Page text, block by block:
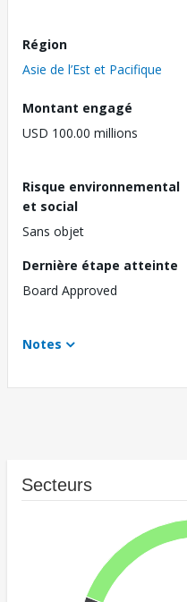
Région
Asie de l’Est et Pacifique
Montant engagé
USD 100.00 millions
Risque environnemental
et social
Sans objet
Dernière étape atteinte
Board Approved
Notes
Secteurs